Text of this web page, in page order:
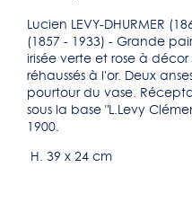
Lucien LEVY-DHURMER
(1857 - 1933) - Grande
irisée verte et rose à
réhaussés à l'or. Deux
pourtour du vase.
sous la base "L.Levy
1900.
H. 39 x 24 cm